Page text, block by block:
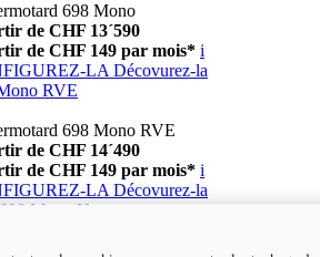
698 Mono
de CHF 13´590
de CHF 149 par mois* i
LA Décovurez-la
RVE
698 Mono RVE
de CHF 14´490
de CHF 149 par mois* i
LA Décovurez-la
698 Mono Nera
698 Mono Nera